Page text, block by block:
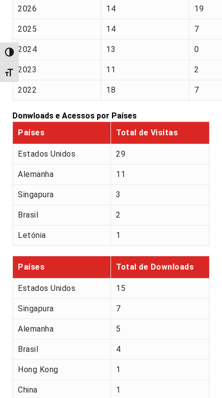
Alternar alto contraste
Alternar tamanho da fonte
2026 14 19
2025 14 7
2024 13 0
2023 11 2
2022 18 7
Donwloads e Acessos por Países
Países
Total de Visitas
Estados Unidos 29
Alemanha 11
Singapura 3
Brasil 2
Letónia 1
Países Total de Downloads
Estados Unidos 15
Singapura 7
Alemanha 5
Brasil 4
Hong Kong 1
China 1